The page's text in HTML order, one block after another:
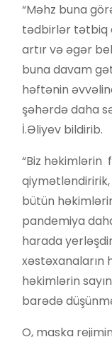
“Məhz buna
tədbirlər tətbiq
artır və əgər
buna davam
həftənin
şəhərdə daha
İ.Əliyev bildirib.
“Biz həkimlərin
qiymətləndiririk,
bütün
pandemiya
harada
xəstəxanaların
həkimlərin
barədə
O, maska